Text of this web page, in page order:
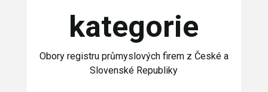
kategorie
Obory registru průmyslových firem z České a
Slovenské Republiky